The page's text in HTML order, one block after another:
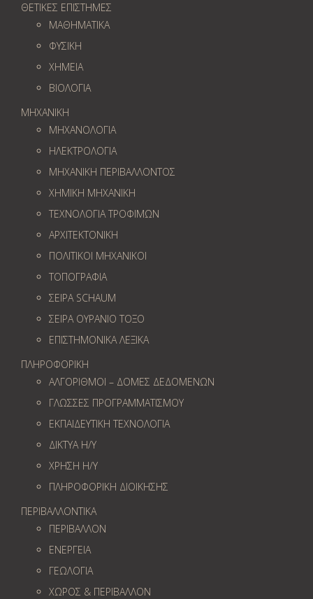
ΘΕΤΙΚΕΣ ΕΠΙΣΤΗΜΕΣ
ΜΑΘΗΜΑΤΙΚΑ
ΦΥΣΙΚΗ
ΧΗΜΕΙΑ
ΒΙΟΛΟΓΙΑ
ΜΗΧΑΝΙΚΗ
ΜΗΧΑΝΟΛΟΓΙΑ
ΗΛΕΚΤΡΟΛΟΓΙΑ
ΜΗΧΑΝΙΚΗ ΠΕΡΙΒΑΛΛΟΝΤΟΣ
ΧΗΜΙΚΗ ΜΗΧΑΝΙΚΗ
ΤΕΧΝΟΛΟΓΙΑ ΤΡΟΦΙΜΩΝ
ΑΡΧΙΤΕΚΤΟΝΙΚΗ
ΠΟΛΙΤΙΚΟΙ ΜΗΧΑΝΙΚΟΙ
ΤΟΠΟΓΡΑΦΙΑ
ΣΕΙΡΑ SCHAUM
ΣΕΙΡΑ ΟΥΡΑΝΙΟ ΤΟΞΟ
ΕΠΙΣΤΗΜΟΝΙΚΑ ΛΕΞΙΚΑ
ΠΛΗΡΟΦΟΡΙΚΗ
ΑΛΓΟΡΙΘΜΟΙ – ΔΟΜΕΣ ΔΕΔΟΜΕΝΩΝ
ΓΛΩΣΣΕΣ ΠΡΟΓΡΑΜΜΑΤΙΣΜΟΥ
ΕΚΠΑΙΔΕΥΤΙΚΗ ΤΕΧΝΟΛΟΓΙΑ
ΔΙΚΤΥΑ Η/Υ
ΧΡΗΣΗ Η/Υ
ΠΛΗΡΟΦΟΡΙΚΗ ΔΙΟΙΚΗΣΗΣ
ΠΕΡΙΒΑΛΛΟΝΤΙΚΑ
ΠΕΡΙΒΑΛΛΟΝ
ΕΝΕΡΓΕΙΑ
ΓΕΩΛOΓΙΑ
ΧΩΡΟΣ & ΠΕΡΙΒΑΛΛΟΝ